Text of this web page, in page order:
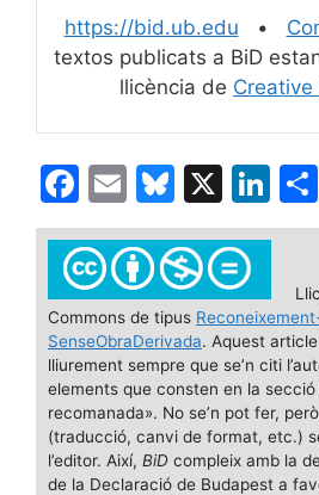
https://bid.ub.edu •
textos publicats a BiD
llicència de Creative
F
a
c
e
b
o
o
k
E
m
ai
l
Bl
u
e
s
k
y
X
Li
n
e
dI
n
Commons de tipus
SenseObraDerivada. Aquest
lliurement sempre que se’n citi
elements que consten en la secció
recomanada». No se’n pot fer,
(traducció, canvi de format, etc.)
l’editor. Així, BiD compleix amb la
de la Declaració de Budapest a